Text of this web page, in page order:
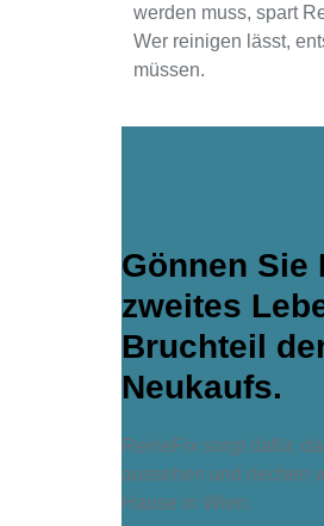
werden muss, spart
Wer reinigen lässt,
müssen.
Gönnen Sie
zweites
Bruchteil
Neukaufs.
ReineFix sorgt dafür,
aussehen und riechen
Hause in Wien.